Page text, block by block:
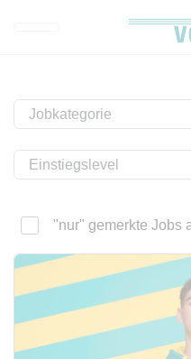
Jobkategorie
Einstiegslevel
"nur" gemerkte Jobs